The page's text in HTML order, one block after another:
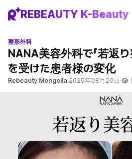
REBEAUTY K-Beauty
整形外科
NANA美容外科で「若返り
を受けた患者様の変化
Rebeauty Mongolia·2025年08月20日 ·